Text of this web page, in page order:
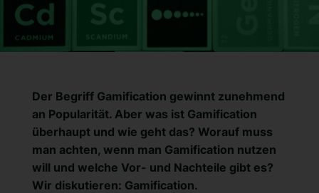
Der Begriff Gamification gewinnt zunehmend
an Popularität. Aber was ist Gamification
überhaupt und wie geht das? Worauf muss
man achten, wenn man Gamification nutzen
will und welche Vor- und Nachteile gibt es?
Wir diskutieren: Gamification.